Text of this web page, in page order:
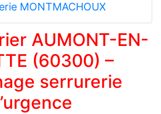
MONTMACHOUX
AUMONT-EN-
(60300) –
serrurerie